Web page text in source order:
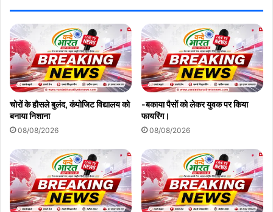
चोरों के हौसले बुलंद, कंपोजिट विद्यालय को
बनाया निशाना
08/08/2026
-बकाया पैसों को लेकर युवक पर किया
फायरिंग।
08/08/2026